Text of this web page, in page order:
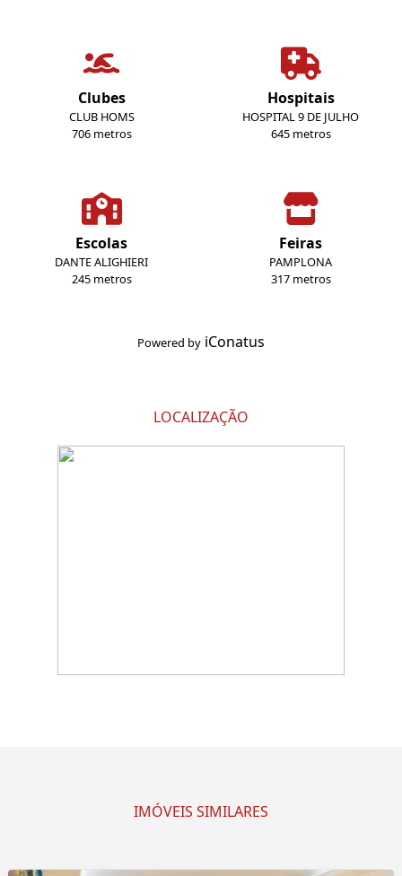
Clubes
CLUB HOMS
706 metros
Hospitais
HOSPITAL 9 DE JULHO
645 metros
Escolas
DANTE ALIGHIERI
245 metros
Feiras
PAMPLONA
317 metros
Powered by iConatus
LOCALIZAÇÃO
IMÓVEIS SIMILARES